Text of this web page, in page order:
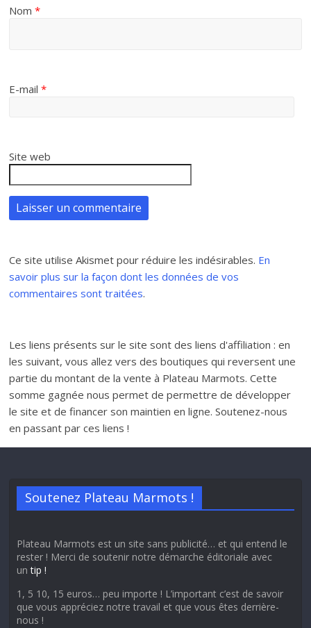
Nom*
E-mail*
Site web
Ce site utilise Akismet pour réduire les indésirables. En
savoir plus sur la façon dont les données de vos
commentaires sont traitées.
Les liens présents sur le site sont des liens d'affiliation : en
les suivant, vous allez vers des boutiques qui reversent une
partie du montant de la vente à Plateau Marmots. Cette
somme gagnée nous permet de permettre de développer
le site et de financer son maintien en ligne. Soutenez-nous
en passant par ces liens !
Soutenez Plateau Marmots !
Plateau Marmots est un site sans publicité… et qui entend le
rester ! Merci de soutenir notre démarche éditoriale avec
untip !
1, 5 10, 15 euros… peu importe ! L’important c’est de savoir
que vous appréciez notre travail et que vous êtes derrière-
nous !